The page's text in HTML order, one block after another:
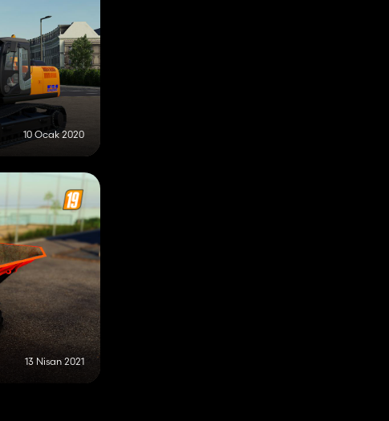
10 Ocak 2020
13 Nisan 2021